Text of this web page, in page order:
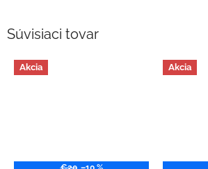
Súvisiaci tovar
Akcia Akcia